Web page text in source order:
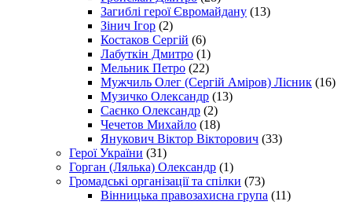
Загиблі герої Євромайдану (13)
Зінич Ігор (2)
Костаков Сергій (6)
Лабуткін Дмитро (1)
Мельник Петро (22)
Мужчиль Олег (Сергій Аміров) Лісник (16)
Музичко Олександр (13)
Саєнко Олександр (2)
Чечетов Михайло (18)
Янукович Віктор Вікторович (33)
Герої України (31)
Горган (Лялька) Олександр (1)
Громадські організації та спілки (73)
Вінницька правозахисна група (11)